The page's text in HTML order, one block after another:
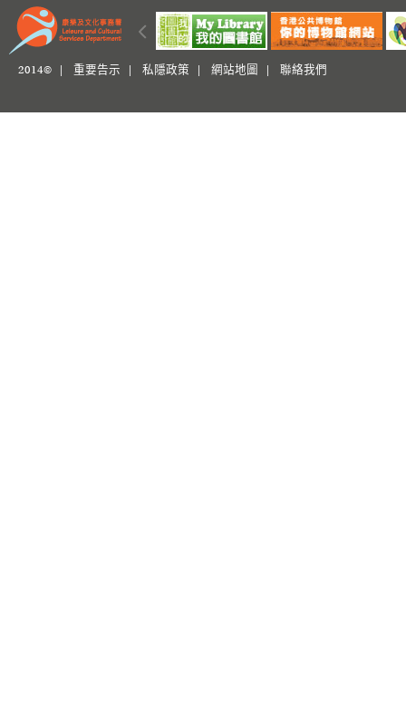
2014© | 重要告示 私隱政策 網站地圖 聯絡我們